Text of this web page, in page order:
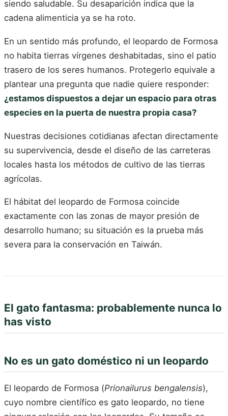
siendo saludable. Su desaparición indica que la
cadena alimenticia ya se ha roto.
En un sentido más profundo, el leopardo de Formosa
no habita tierras vírgenes deshabitadas, sino el patio
trasero de los seres humanos. Protegerlo equivale a
plantear una pregunta que nadie quiere responder:
¿estamos dispuestos a dejar un espacio para otras
especies en la puerta de nuestra propia casa?
Nuestras decisiones cotidianas afectan directamente
su supervivencia, desde el diseño de las carreteras
locales hasta los métodos de cultivo de las tierras
agrícolas.
El hábitat del leopardo de Formosa coincide
exactamente con las zonas de mayor presión de
desarrollo humano; su situación es la prueba más
severa para la conservación en Taiwán.
El gato fantasma: probablemente nunca lo
has visto
No es un gato doméstico ni un leopardo
El leopardo de Formosa (Prionailurus bengalensis),
cuyo nombre científico es gato leopardo, no tiene